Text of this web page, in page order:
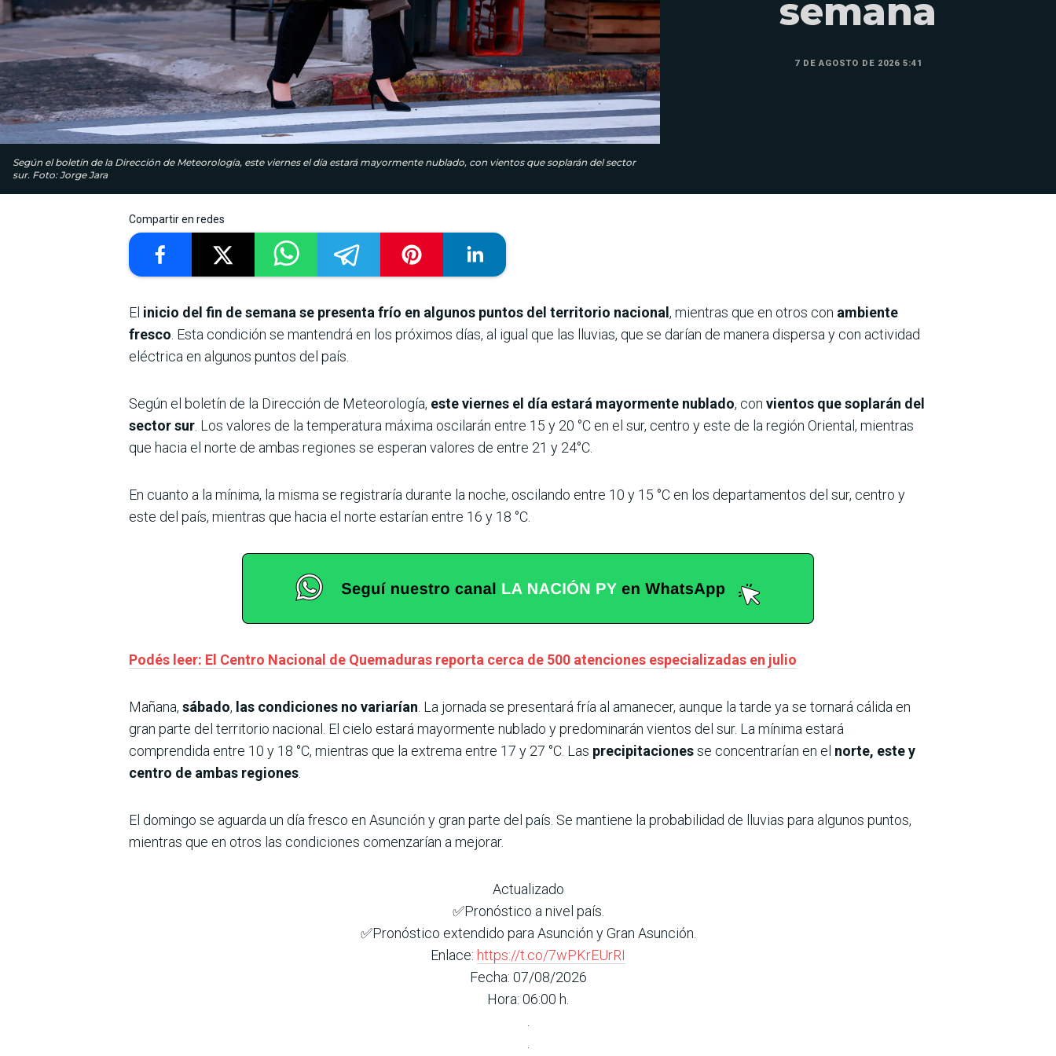
Según el boletín de la Dirección de Meteorología, este viernes el día estará mayormente nublado, con vientos que soplarán del sector
sur. Foto: Jorge Jara
semana
7 DE AGOSTO DE 2026 5:41
Compartir en redes
El inicio del fin de semana se presenta frío en algunos puntos del territorio nacional , mientras que en otros con ambiente
fresco. Esta condición se mantendrá en los próximos días, al igual que las lluvias, que se darían de manera dispersa y con actividad
eléctrica en algunos puntos del país.
Según el boletín de la Dirección de Meteorología, este viernes el día estará mayormente nublado, con vientos que soplarán del
sector sur. Los valores de la temperatura máxima oscilarán entre 15 y 20 °C en el sur, centro y este de la región Oriental, mientras
que hacia el norte de ambas regiones se esperan valores de entre 21 y 24°C.
En cuanto a la mínima, la misma se registraría durante la noche, oscilando entre 10 y 15 °C en los departamentos del sur, centro y
este del país, mientras que hacia el norte estarían entre 16 y 18 °C.
Podés leer: El Centro Nacional de Quemaduras reporta cerca de 500 atenciones especializadas en julio
Mañana, sábado, las condiciones no variarían. La jornada se presentará fría al amanecer, aunque la tarde ya se tornará cálida en
gran parte del territorio nacional. El cielo estará mayormente nublado y predominarán vientos del sur. La mínima estará
comprendida entre 10 y 18 °C, mientras que la extrema entre 17 y 27 °C. Las precipitacionesse concentrarían en el norte, este y
centro de ambas regiones.
El domingo se aguarda un día fresco en Asunción y gran parte del país. Se mantiene la probabilidad de lluvias para algunos puntos,
mientras que en otros las condiciones comenzarían a mejorar.
Actualizado
✅Pronóstico a nivel país.
✅Pronóstico extendido para Asunción y Gran Asunción.
Enlace: https://t.co/7wPKrEUrRI
Fecha: 07/08/2026
Hora: 06:00 h.
.
.